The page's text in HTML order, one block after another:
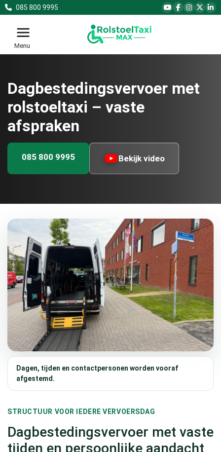
085 800 9995
Menu
Dagbestedingsvervoer met
rolstoeltaxi – vaste
afspraken
085 800 9995 Bekijk video
STRUCTUUR VOOR IEDERE VERVOERSDAG
Dagbestedingsvervoer met vaste
tijden en persoonlijke aandacht
Dagen, tijden en contactpersonen worden vooraf
afgestemd.